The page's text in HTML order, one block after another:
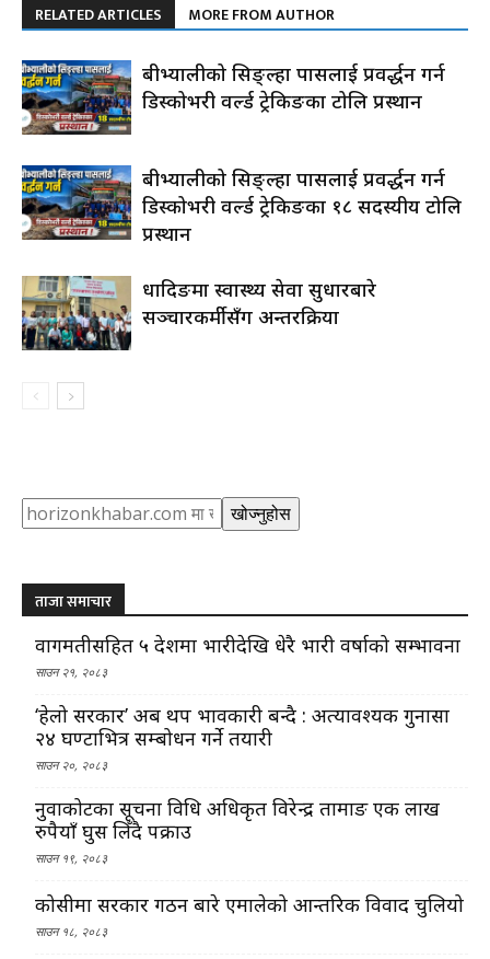
RELATED ARTICLES MORE FROM AUTHOR
रुबीभ्यालीको सिङ्ल्हा पासलाई प्रवर्द्धन गर्न
डिस्कोभरी वर्ल्ड ट्रेकिङका टोलि प्रस्थान
रुबीभ्यालीको सिङ्ल्हा पासलाई प्रवर्द्धन गर्न
डिस्कोभरी वर्ल्ड ट्रेकिङका १८ सदस्यीय टोलि
प्रस्थान
धादिङमा स्वास्थ्य सेवा सुधारबारे
सञ्चारकर्मीसँग अन्तरक्रिया
Search खोज्नुहोस
ताजा समाचार
वागमतीसहित ५ प्रदेशमा भारीदेखि धेरै भारी वर्षाको सम्भावना
साउन २१, २०८३
‘हेलो सरकार’ अब थप प्रभावकारी बन्दै : अत्यावश्यक गुनासा
२४ घण्टाभित्र सम्बोधन गर्ने तयारी
साउन २०, २०८३
नुवाकोटका सूचना प्रविधि अधिकृत विरेन्द्र तामाङ एक लाख
रुपैयाँ घुस लिँदै पक्राउ
साउन १९, २०८३
कोसीमा सरकार गठन बारे एमालेको आन्तरिक विवाद चुलियो
साउन १८, २०८३